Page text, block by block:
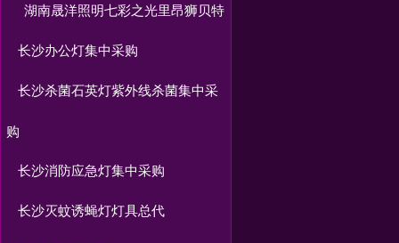
湖南晟洋照明七彩之光里昂狮贝特
长沙办公灯集中采购
长沙杀菌石英灯紫外线杀菌集中采
购
长沙消防应急灯集中采购
长沙灭蚊诱蝇灯灯具总代